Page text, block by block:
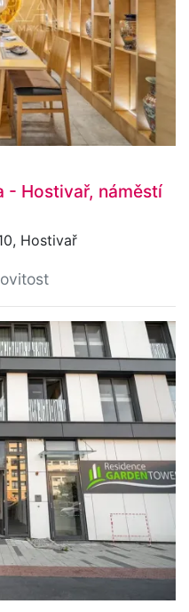
- Hostivař, náměstí
Hostivař